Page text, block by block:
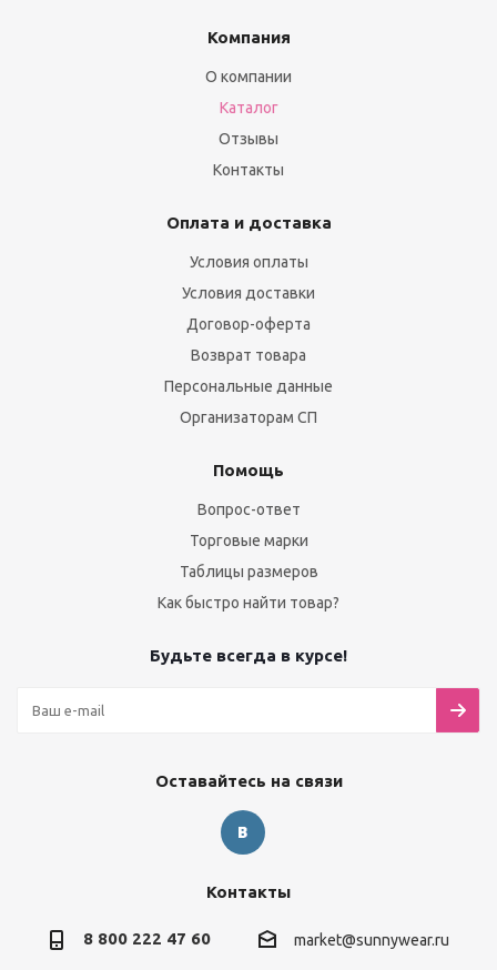
Компания
О компании
Каталог
Отзывы
Контакты
Оплата и доставка
Условия оплаты
Условия доставки
Договор-оферта
Возврат товара
Персональные данные
Организаторам СП
Помощь
Вопрос-ответ
Торговые марки
Таблицы размеров
Как быстро найти товар?
Будьте всегда в курсе!
Оставайтесь на связи
Контакты
8 800 222 47 60 market@sunnywear.ru